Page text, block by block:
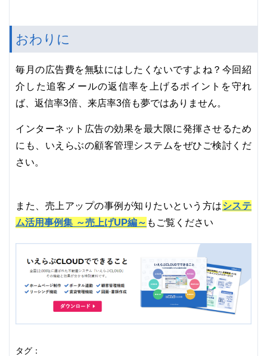
おわりに
毎月の広告費を無駄にはしたくないですよね？今回紹
介した追客メールの返信率を上げるポイントを守れ
ば、返信率3倍、来店率3倍も夢ではありません。
インターネット広告の効果を最大限に発揮させるため
にも、いえらぶの顧客管理システムをぜひご検討くだ
さい。
また、売上アップの事例が知りたいという方はシステ
ム活用事例集 ～売上げUP編～ もご覧ください
タグ：